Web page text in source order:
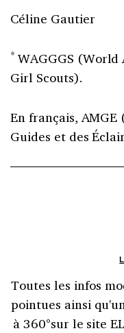
Céline Gautier
* WAGGGS (World
Girl Scouts).
En français, AMGE
Guides et des
Toutes les infos
pointues ainsi
à 360°sur le site